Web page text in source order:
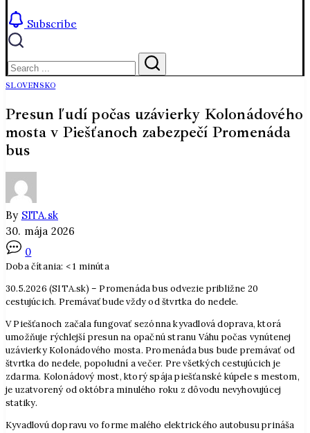
Subscribe
Close
Search
Search
SLOVENSKO
Presun ľudí počas uzávierky Kolonádového
mosta v Piešťanoch zabezpečí Promenáda
bus
By SITA.sk
30. mája 2026
0
Doba čítania: < 1 minúta
30.5.2026 (SITA.sk) – Promenáda bus odvezie približne 20
cestujúcich. Premávať bude vždy od štvrtka do nedele.
V Piešťanoch začala fungovať sezónna kyvadlová doprava, ktorá
umožňuje rýchlejší presun na opačnú stranu Váhu počas vynútenej
uzávierky Kolonádového mosta. Promenáda bus bude premávať od
štvrtka do nedele, popoludní a večer. Pre všetkých cestujúcich je
zdarma. Kolonádový most, ktorý spája piešťanské kúpele s mestom,
je uzatvorený od októbra minulého roku z dôvodu nevyhovujúcej
statiky.
Kyvadlovú dopravu vo forme malého elektrického autobusu prináša